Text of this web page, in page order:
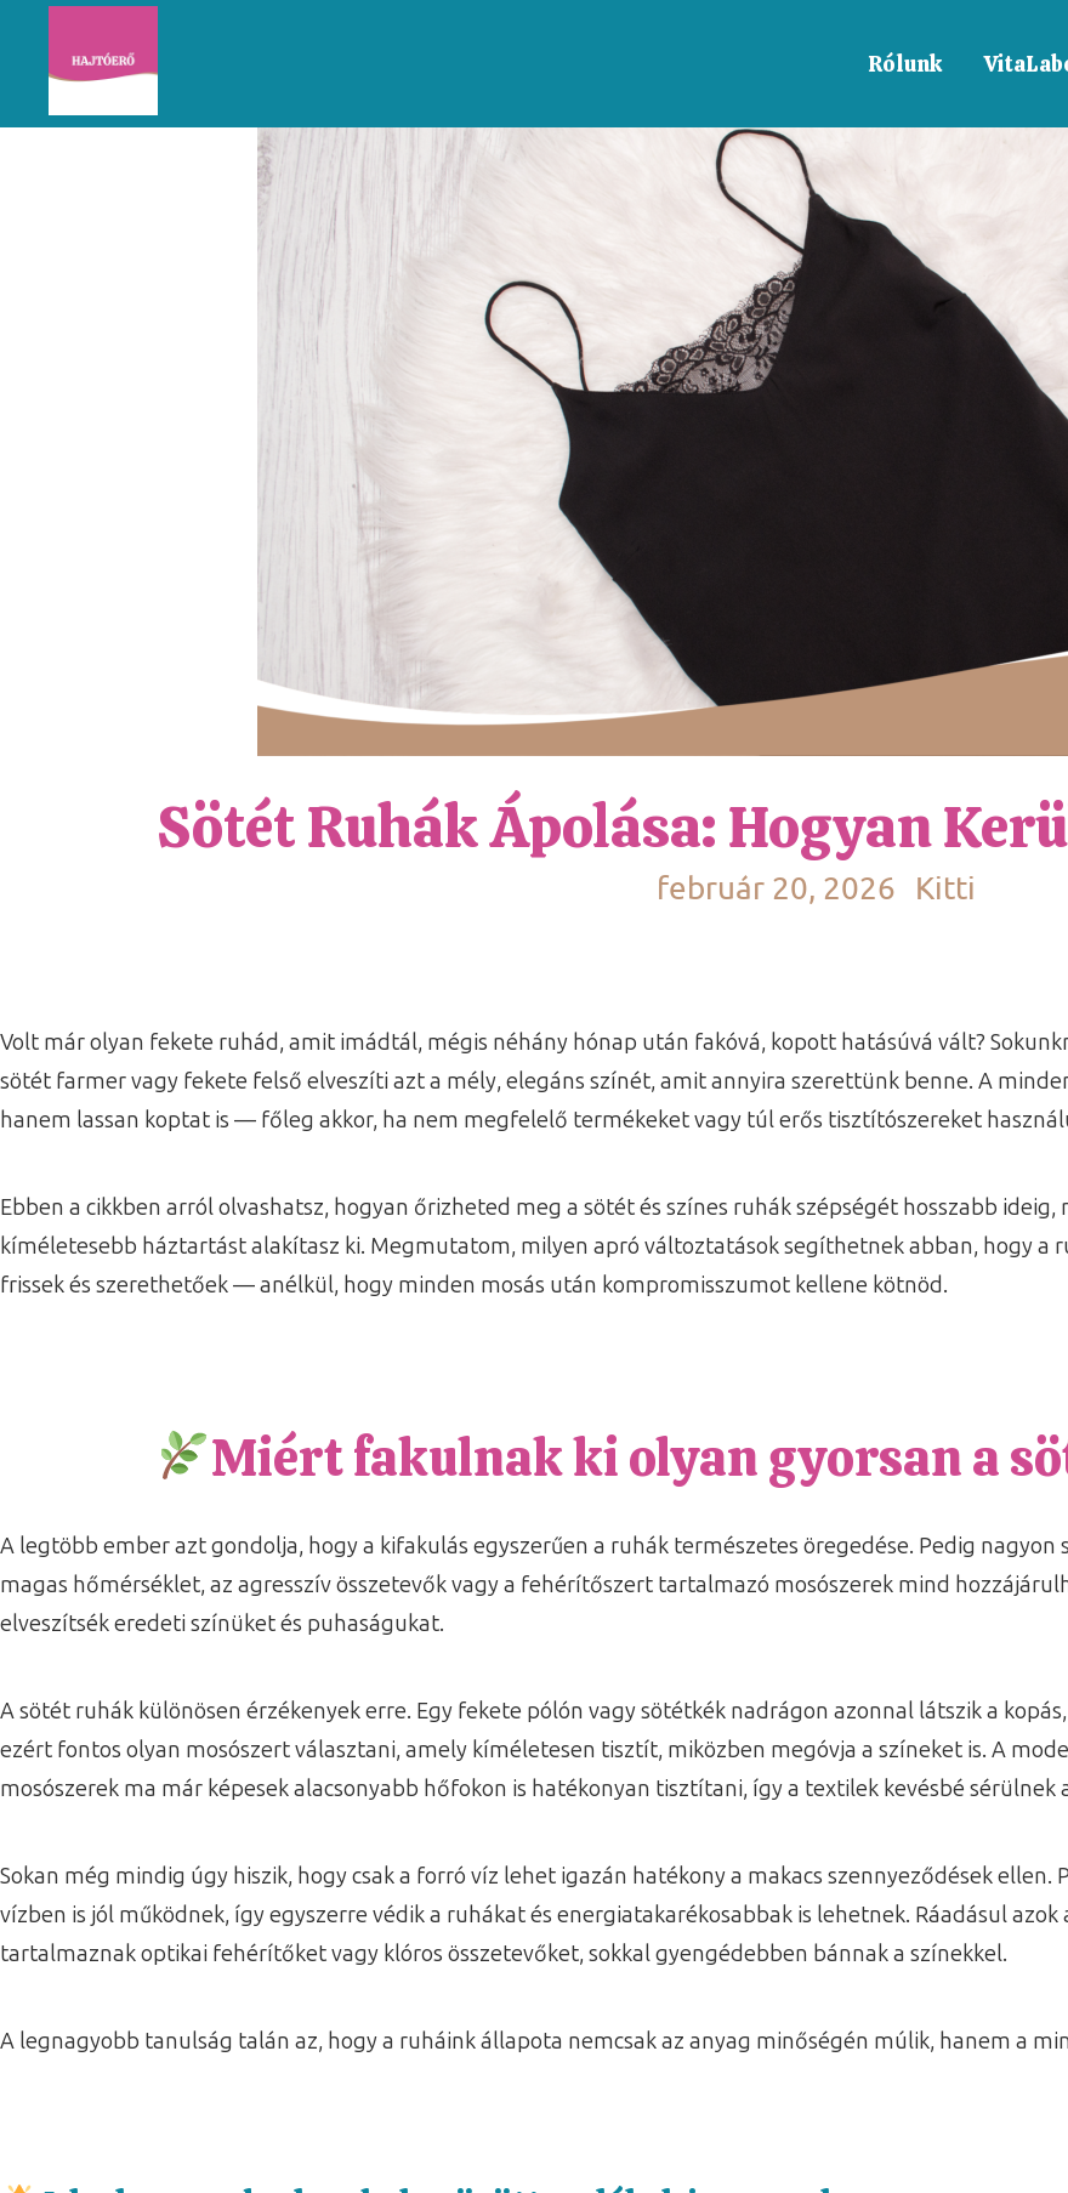
Rólunk
Sötét Ruhák Ápolása: Hogyan
február 20, 2026 Kitti
Volt már olyan fekete ruhád, amit imádtál, mégis néhány hónap után fakóvá, kopott hatásúvá vált?
sötét farmer vagy fekete felső elveszíti azt a mély, elegáns színét, amit annyira szerettünk benne. A
hanem lassan koptat is — főleg akkor, ha nem megfelelő termékeket vagy túl erős tisztítószereket
Ebben a cikkben arról olvashatsz, hogyan őrizheted meg a sötét és színes ruhák szépségét hosszabb
kíméletesebb háztartást alakítasz ki. Megmutatom, milyen apró változtatások segíthetnek abban, hogy a
frissek és szerethetőek — anélkül, hogy minden mosás után kompromisszumot kellene kötnöd.
Miért fakulnak ki olyan gyorsan a
A legtöbb ember azt gondolja, hogy a kifakulás egyszerűen a ruhák természetes öregedése. Pedig nagyon
magas hőmérséklet, az agresszív összetevők vagy a fehérítőszert tartalmazó mosószerek mind
elveszítsék eredeti színüket és puhaságukat.
A sötét ruhák különösen érzékenyek erre. Egy fekete pólón vagy sötétkék nadrágon azonnal látszik a
ezért fontos olyan mosószert választani, amely kíméletesen tisztít, miközben megóvja a színeket is. A
mosószerek ma már képesek alacsonyabb hőfokon is hatékonyan tisztítani, így a textilek kevésbé sérülnek
Sokan még mindig úgy hiszik, hogy csak a forró víz lehet igazán hatékony a makacs szennyeződések ellen.
vízben is jól működnek, így egyszerre védik a ruhákat és energiatakarékosabbak is lehetnek. Ráadásul azok
tartalmaznak optikai fehérítőket vagy klóros összetevőket, sokkal gyengédebben bánnak a színekkel.
A legnagyobb tanulság talán az, hogy a ruháink állapota nemcsak az anyag minőségén múlik, hanem a